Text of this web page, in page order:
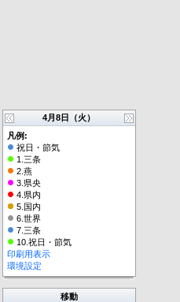
4月8日（火）
凡例:
祝日・節気
1.三条
2.燕
3.県央
4.県内
5.国内
6.世界
7.三条
10.祝日・節気
印刷用表示
環境設定
移動